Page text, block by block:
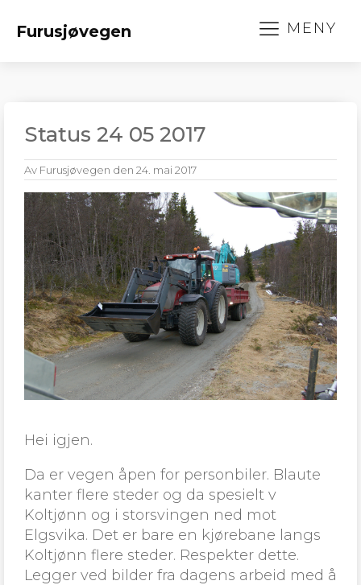
Furusjøvegen MENY
Status 24 05 2017
Av Furusjøvegen den 24. mai 2017
Hei igjen.
Da er vegen åpen for personbiler. Blaute
kanter flere steder og da spesielt v
Koltjønn og i storsvingen ned mot
Elgsvika. Det er bare en kjørebane langs
Koltjønn flere steder. Respekter dette.
Legger ved bilder fra dagens arbeid med å